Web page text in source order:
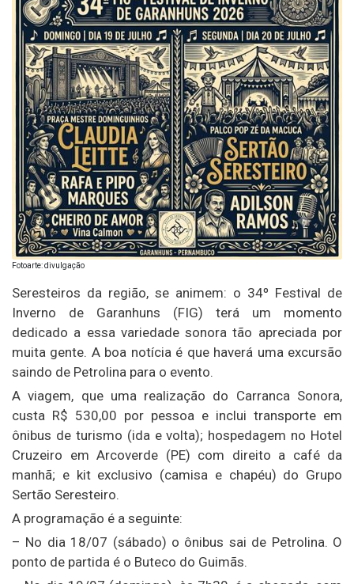
Fotoarte: divulgação
Seresteiros da região, se animem: o 34º Festival de
Inverno de Garanhuns (FIG) terá um momento
dedicado a essa variedade sonora tão apreciada por
muita gente. A boa notícia é que haverá uma excursão
saindo de Petrolina para o evento.
A viagem, que uma realização do Carranca Sonora,
custa R$ 530,00 por pessoa e inclui transporte em
ônibus de turismo (ida e volta); hospedagem no Hotel
Cruzeiro em Arcoverde (PE) com direito a café da
manhã; e kit exclusivo (camisa e chapéu) do Grupo
Sertão Seresteiro.
A programação é a seguinte:
– No dia 18/07 (sábado) o ônibus sai de Petrolina. O
ponto de partida é o Buteco do Guimãs.